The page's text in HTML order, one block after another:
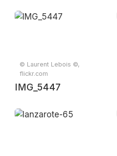
© Laurent Lebois ©,
flickr.com
IMG_5447